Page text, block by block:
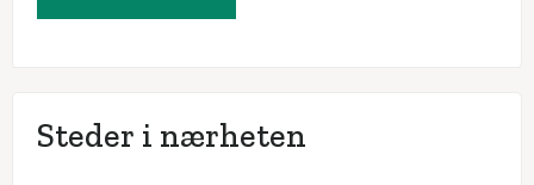
Steder i nærheten